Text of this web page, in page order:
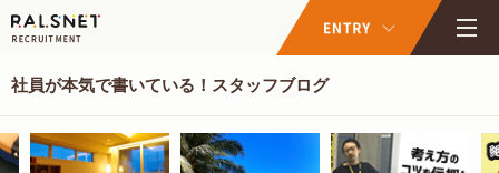
社員が本気で書いている！スタッフブログ